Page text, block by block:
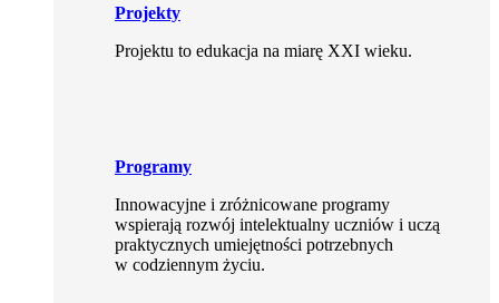
Projekty
Projektu to edukacja na miarę XXI wieku.
Programy
Innowacyjne i zróżnicowane programy
wspierają rozwój intelektualny uczniów i uczą
praktycznych umiejętności potrzebnych
w codziennym życiu.